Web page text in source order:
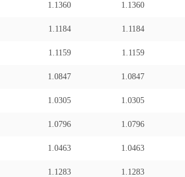
1.1360 1.1360
1.1184 1.1184
1.1159 1.1159
1.0847 1.0847
1.0305 1.0305
1.0796 1.0796
1.0463 1.0463
1.1283 1.1283